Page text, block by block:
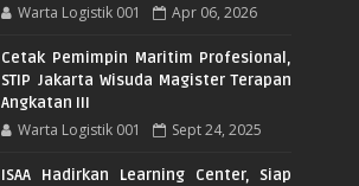
Warta Logistik 001 Apr 06, 2026
Cetak Pemimpin Maritim Profesional,
STIP Jakarta Wisuda Magister Terapan
Angkatan III
Warta Logistik 001 Sept 24, 2025
ISAA Hadirkan Learning Center, Siap